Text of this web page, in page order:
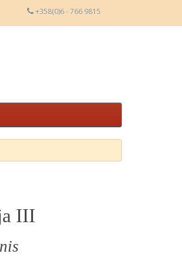
+358(0)6 - 766 9815
III